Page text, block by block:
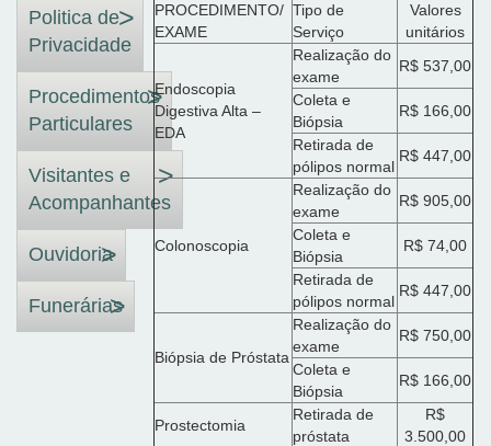
Politica de
Privacidade
Procedimentos
Particulares
Visitantes e
Acompanhantes
Ouvidoria
Funerárias
PROCEDIMENTO/
EXAME
Tipo de
Serviço
Valores
unitários
Endoscopia
Digestiva Alta –
EDA
Realização do
exame
R$ 537,00
Coleta e
Biópsia
R$ 166,00
Retirada de
pólipos normal
R$ 447,00
Colonoscopia
Realização do
exame
R$ 905,00
Coleta e
Biópsia
R$ 74,00
Retirada de
pólipos normal
R$ 447,00
Biópsia de Próstata
Realização do
exame
R$ 750,00
Coleta e
Biópsia
R$ 166,00
Prostectomia
Retirada de
próstata
R$
3.500,00